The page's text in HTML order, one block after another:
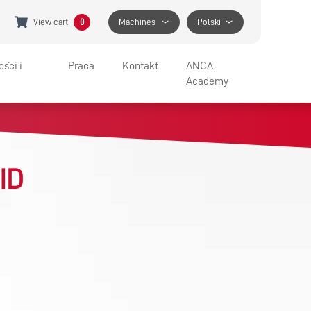
View cart 0 Machines Polski
i
I WYSTAWY
Praca
JOBS AT ANCA
Kontakt
WSPARCIE
ANCA
Academy